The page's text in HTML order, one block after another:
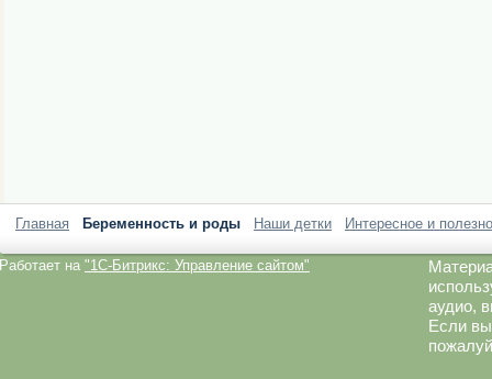
Главная Беременность и роды Наши детки Интересное и
Работает на "1C-Битрикс: Управление сайтом"
аудио,
Если вы